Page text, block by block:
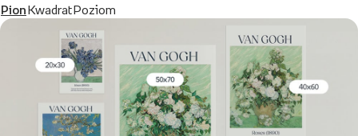
PionKwadratPoziom